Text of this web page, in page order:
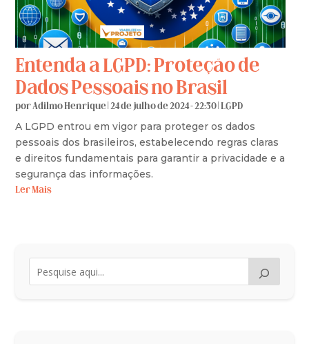
Entenda a LGPD: Proteção de
Dados Pessoais no Brasil
porAdilmo Henrique |24 de julho de 2024 - 22:30 |LGPD
A LGPD entrou em vigor para proteger os dados
pessoais dos brasileiros, estabelecendo regras claras
e direitos fundamentais para garantir a privacidade e a
segurança das informações.
Ler Mais